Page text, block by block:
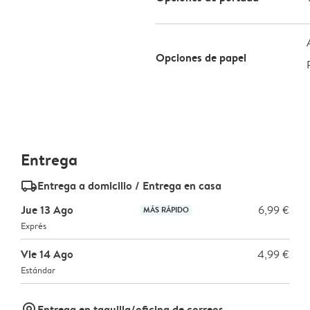
Opciones de papel
Entrega
delivery_standard_v2Entrega a domicilio / Entrega en casa
Jue 13 Ago
MÁS RÁPIDO 6,99 €
Exprés
Vie 14 Ago 4,99 €
Estándar